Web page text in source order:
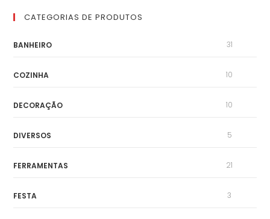
CATEGORIAS DE PRODUTOS
BANHEIRO 31
COZINHA 10
DECORAÇÃO 10
DIVERSOS 5
FERRAMENTAS 21
FESTA 3